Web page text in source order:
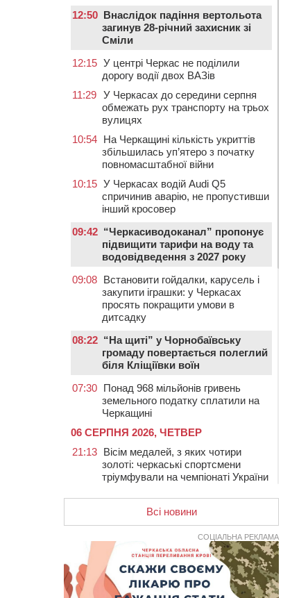
12:50 Внаслідок падіння вертольота
загинув 28-річний захисник зі
Сміли
12:15 У центрі Черкас не поділили
дорогу водії двох ВАЗів
11:29 У Черкасах до середини серпня
обмежать рух транспорту на трьох
вулицях
10:54 На Черкащині кількість укриттів
збільшилась уп’ятеро з початку
повномасштабної війни
10:15 У Черкасах водій Audi Q5
спричинив аварію, не пропустивши
інший кросовер
09:42 “Черкасиводоканал” пропонує
підвищити тарифи на воду та
водовідведення з 2027 року
09:08 Встановити гойдалки, карусель і
закупити іграшки: у Черкасах
просять покращити умови в
дитсадку
08:22 “На щиті” у Чорнобаївську
громаду повертається полеглий
біля Кліщіївки воїн
07:30 Понад 968 мільйонів гривень
земельного податку сплатили на
Черкащині
06 СЕРПНЯ 2026, ЧЕТВЕР
21:13 Вісім медалей, з яких чотири
золоті: черкаські спортсмени
тріумфували на чемпіонаті України
20:31 На Черкащині спека
протримається ще день
20:00 Педагогів Черкас запрошують на
зустріч із переможцем Global
Teacher Prize Ukraine 2023
19:24
У Черкасах водійка протаранила
Duster, коли здавала назад
Всі новини
СОЦІАЛЬНА РЕКЛАМА